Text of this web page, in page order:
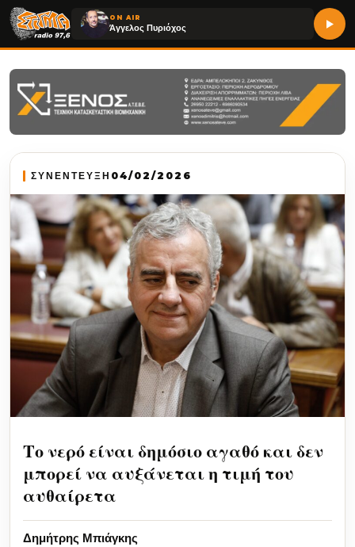
ON AIR
Άγγελος Πυριόχος
ΣΥΝΕΝΤΕΥΞΗ 04/02/2026
Το νερό είναι δημόσιο αγαθό και δεν
μπορεί να αυξάνεται η τιμή του
αυθαίρετα
Δημήτρης Μπιάγκης